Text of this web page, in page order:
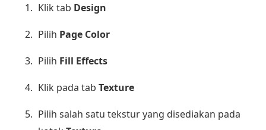
Klik tab Design
Pilih Page Color
Pilih Fill Effects
Klik pada tab Texture
Pilih salah satu tekstur yang disediakan pada